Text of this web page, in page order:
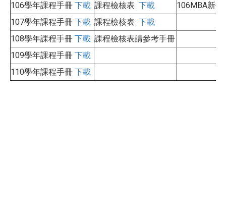
106學年課程手冊 下載 課程檢核表 下載
106MBA新
107學年課程手冊 下載 課程檢核表 下載
108學年課程手冊 下載 課程檢核表請參考手冊
109學年課程手冊 下載
110學年課程手冊 下載